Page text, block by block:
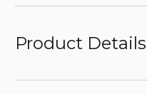
Product Details